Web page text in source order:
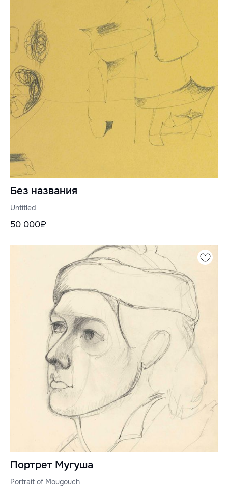
Без названия
Untitled
50 000₽
Портрет Мугуша
Portrait of Mougouch